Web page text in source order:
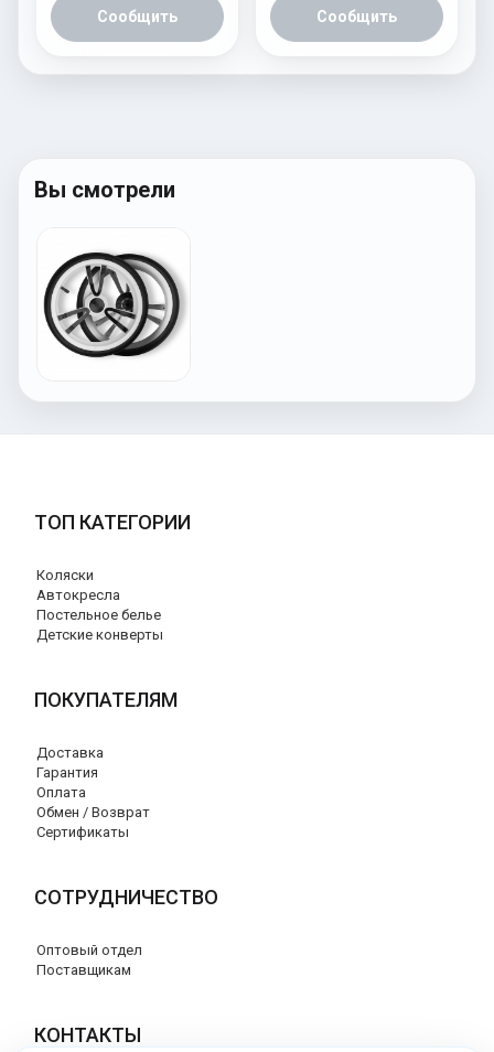
Сообщить Сообщить
Вы смотрели
ТОП КАТЕГОРИИ
Коляски
Автокресла
Постельное белье
Детские конверты
ПОКУПАТЕЛЯМ
Доставка
Гарантия
Оплата
Обмен / Возврат
Сертификаты
СОТРУДНИЧЕСТВО
Оптовый отдел
Поставщикам
КОНТАКТЫ